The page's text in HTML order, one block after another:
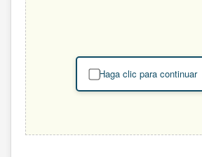
Haga clic para continuar